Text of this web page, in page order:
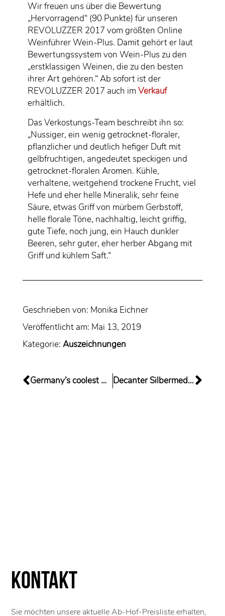
Wir freuen uns über die Bewertung
„Hervorragend“ (90 Punkte) für unseren
REVOLUZZER 2017 vom größten Online
Weinführer Wein-Plus. Damit gehört er laut
Bewertungssystem von Wein-Plus zu den
„erstklassigen Weinen, die zu den besten
ihrer Art gehören.“ Ab sofort ist der
REVOLUZZER 2017 auch im Verkauf
erhältlich.
Das Verkostungs-Team beschreibt ihn so:
„Nussiger, ein wenig getrocknet-floraler,
pflanzlicher und deutlich hefiger Duft mit
gelbfruchtigen, angedeutet speckigen und
getrocknet-floralen Aromen. Kühle,
verhaltene, weitgehend trockene Frucht, viel
Hefe und eher helle Mineralik, sehr feine
Säure, etwas Griff von mürbem Gerbstoff,
helle florale Töne, nachhaltig, leicht griffig,
gute Tiefe, noch jung, ein Hauch dunkler
Beeren, sehr guter, eher herber Abgang mit
Griff und kühlem Saft.“
Geschrieben von: Monika Eichner
Veröffentlicht am: Mai 13, 2019
Kategorie: Auszeichnungen
Germany’s coolest wines Decanter Silbermedaille für REVOLUZZER 2016
Kontakt
Sie möchten unsere aktuelle Ab-Hof-Preisliste erhalten,